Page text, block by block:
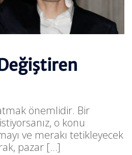
önemlidir. Bir
o konu
ve merakı tetikleyecek
pazar […]